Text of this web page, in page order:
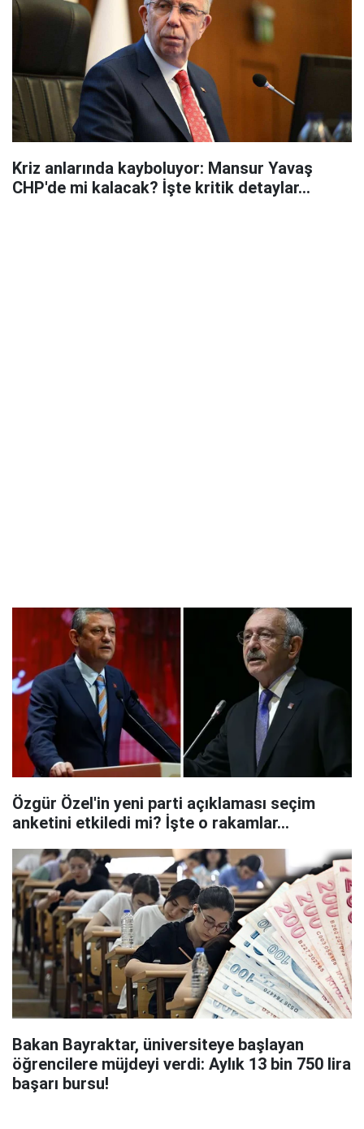
Kriz anlarında kayboluyor: Mansur Yavaş
CHP'de mi kalacak? İşte kritik detaylar...
Özgür Özel'in yeni parti açıklaması seçim
anketini etkiledi mi? İşte o rakamlar...
Bakan Bayraktar, üniversiteye başlayan
öğrencilere müjdeyi verdi: Aylık 13 bin 750 lira
başarı bursu!